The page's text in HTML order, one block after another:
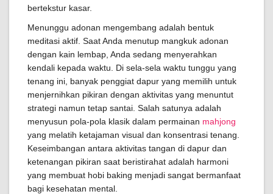
bertekstur kasar.
Menunggu adonan mengembang adalah bentuk
meditasi aktif. Saat Anda menutup mangkuk adonan
dengan kain lembap, Anda sedang menyerahkan
kendali kepada waktu. Di sela-sela waktu tunggu yang
tenang ini, banyak penggiat dapur yang memilih untuk
menjernihkan pikiran dengan aktivitas yang menuntut
strategi namun tetap santai. Salah satunya adalah
menyusun pola-pola klasik dalam permainan mahjong
yang melatih ketajaman visual dan konsentrasi tenang.
Keseimbangan antara aktivitas tangan di dapur dan
ketenangan pikiran saat beristirahat adalah harmoni
yang membuat hobi baking menjadi sangat bermanfaat
bagi kesehatan mental.